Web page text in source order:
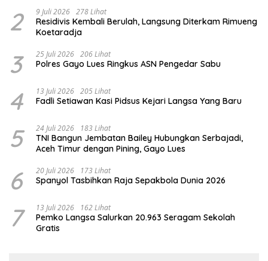
2 9 Juli 2026 278 Lihat
Residivis Kembali Berulah, Langsung Diterkam Rimueng
Koetaradja
3 25 Juli 2026 206 Lihat
Polres Gayo Lues Ringkus ASN Pengedar Sabu
4 13 Juli 2026 205 Lihat
Fadli Setiawan Kasi Pidsus Kejari Langsa Yang Baru
5 24 Juli 2026 183 Lihat
TNI Bangun Jembatan Bailey Hubungkan Serbajadi,
Aceh Timur dengan Pining, Gayo Lues
6 20 Juli 2026 173 Lihat
Spanyol Tasbihkan Raja Sepakbola Dunia 2026
7 13 Juli 2026 162 Lihat
Pemko Langsa Salurkan 20.963 Seragam Sekolah
Gratis